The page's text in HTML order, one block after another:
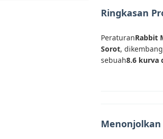
Ringkasan
PeraturanRabbit
Sorot,
sebuah8.6 kurva
Menonjolkan